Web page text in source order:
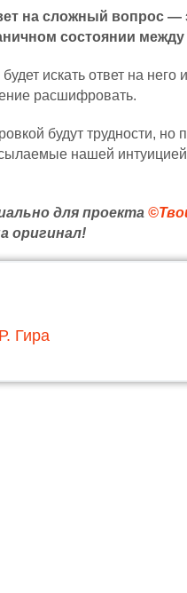
на сложный вопрос —
состоянии
искать ответ на
расшифровать.
будут трудности,
нашей
для проекта
оригинал!
Гира